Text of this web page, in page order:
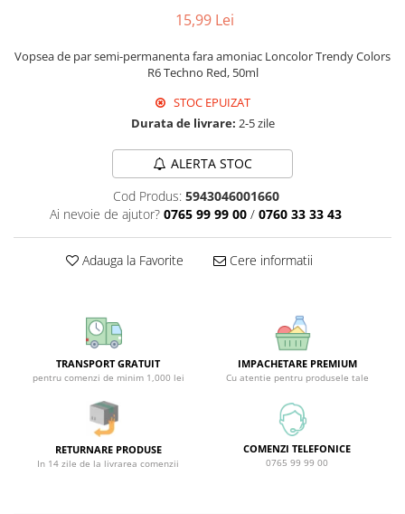
Detergenti Pardoseli
Detergenti Diverse Suprafete
Dezinfectant Suprafete
Sticla & Fereastra
Covor & Tapiterie
Ingrijire Personala
Ingrijire Par
Sampon Par
Vopsea Par
15,99 Lei
Vopsea de par semi-permanenta fara amoniac Loncolor Trendy Colors
R6 Techno Red, 50ml
STOC EPUIZAT
Durata de livrare: 2-5 zile
ALERTA STOC
Cod Produs: 5943046001660
Ai nevoie de ajutor? 0765 99 99 00 / 0760 33 33 43
Adauga la Favorite Cere informatii
TRANSPORT GRATUIT
pentru comenzi de minim 1,000 lei
IMPACHETARE PREMIUM
Cu atentie pentru produsele tale
RETURNARE PRODUSE
In 14 zile de la livrarea comenzii
COMENZI TELEFONICE
0765 99 99 00